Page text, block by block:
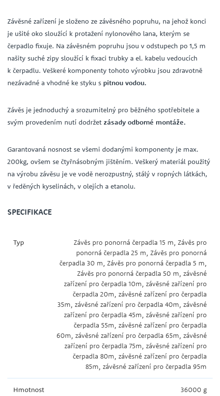
Závěsné zařízení je složeno ze závěsného popruhu, na jehož konci
je ušité oko sloužící k protažení nylonového lana, kterým se
čerpadlo fixuje. Na závěsném popruhu jsou v odstupech po 1,5 m
našity suché zipy sloužící k fixaci trubky a el. kabelu vedoucích
k čerpadlu. Veškeré komponenty tohoto výrobku jsou zdravotně
nezávadné a vhodné ke styku s pitnou vodou.
Závěs je jednoduchý a srozumitelný pro běžného spotřebitele a
svým provedením nutí dodržet zásady odborné montáže.
Garantovaná nosnost se všemi dodanými komponenty je max.
200kg, ovšem se čtyřnásobným jištěním. Veškerý materiál použitý
na výrobu závěsu je ve vodě nerozpustný, stálý v ropných látkách,
v ředěných kyselinách, v olejích a etanolu.
SPECIFIKACE
Typ
Závěs pro ponorná čerpadla 15 m, Závěs pro
ponorná čerpadla 25 m, Závěs pro ponorná
čerpadla 30 m, Závěs pro ponorná čerpadla 5 m,
Závěs pro ponorná čerpadla 50 m, závěsné
zařízení pro čerpadla 10m, závěsné zařízení pro
čerpadla 20m, závěsné zařízení pro čerpadla
35m, závěsné zařízení pro čerpadla 40m, závěsné
zařízení pro čerpadla 45m, závěsné zařízení pro
čerpadla 55m, závěsné zařízení pro čerpadla
60m, závěsné zařízení pro čerpadla 65m, závěsné
zařízení pro čerpadla 75m, závěsné zařízení pro
čerpadla 80m, závěsné zařízení pro čerpadla
85m, závěsné zařízení pro čerpadla 95m
Hmotnost
36000 g